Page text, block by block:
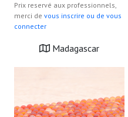
Prix reservé aux professionnels,
merci de vous inscrire ou de vous
connecter
Madagascar